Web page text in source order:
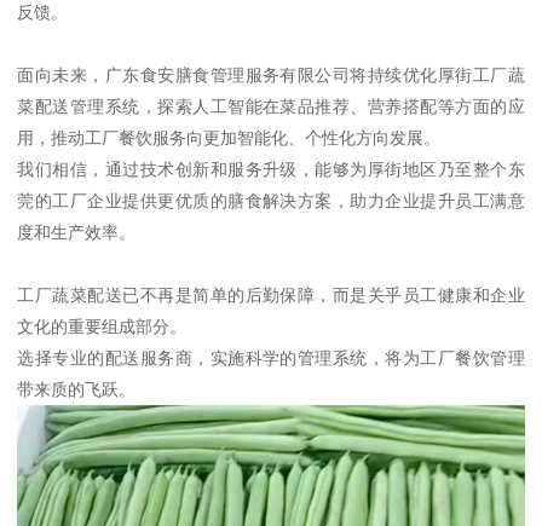
反馈。
面向未来，广东食安膳食管理服务有限公司将持续优化厚街工厂蔬
菜配送管理系统，探索人工智能在菜品推荐、营养搭配等方面的应
用，推动工厂餐饮服务向更加智能化、个性化方向发展。
我们相信，通过技术创新和服务升级，能够为厚街地区乃至整个东
莞的工厂企业提供更优质的膳食解决方案，助力企业提升员工满意
度和生产效率。
工厂蔬菜配送已不再是简单的后勤保障，而是关乎员工健康和企业
文化的重要组成部分。
选择专业的配送服务商，实施科学的管理系统，将为工厂餐饮管理
带来质的飞跃。